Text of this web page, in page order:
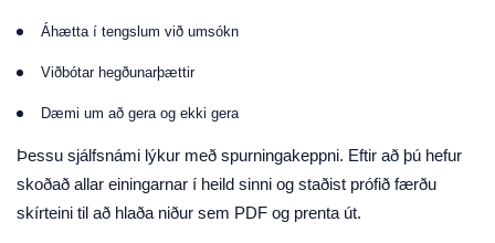
Áhætta í tengslum við umsókn
Viðbótar hegðunarþættir
Dæmi um að gera og ekki gera
Þessu sjálfsnámi lýkur með spurningakeppni. Eftir að þú hefur
skoðað allar einingarnar í heild sinni og staðist prófið færðu
skírteini til að hlaða niður sem PDF og prenta út.